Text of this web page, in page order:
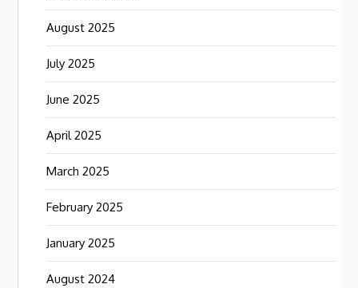
August 2025
July 2025
June 2025
April 2025
March 2025
February 2025
January 2025
August 2024